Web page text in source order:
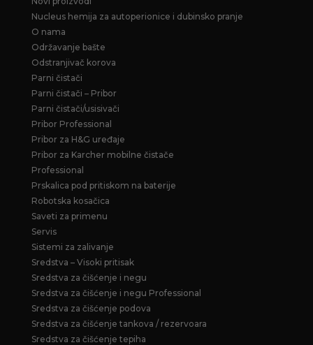
Nucleus hemija za autoperionice i dubinsko pranje
O nama
Održavanje bašte
Odstranjivač korova
Parni čistači
Parni čistači – Pribor
Parni čistači/usisivači
Pribor Professional
Pribor za H&G uređaje
Pribor za Karcher mobilne čistače
Professional
Prskalica pod pritiskom na baterije
Robotska kosačica
Saveti za primenu
Servis
Sistemi za zalivanje
Sredstva – Visoki pritisak
Sredstva za čišćenje i negu
Sredstva za čišćenje i negu Professional
Sredstva za čišćenje podova
Sredstva za čišćenje tankova / rezervoara
Sredstva za čišćenje tepiha